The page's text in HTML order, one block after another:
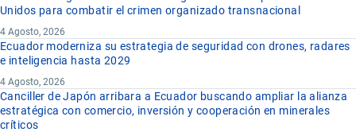
Unidos para combatir el crimen organizado transnacional
4 Agosto, 2026
Ecuador moderniza su estrategia de seguridad con drones, radares
e inteligencia hasta 2029
4 Agosto, 2026
Canciller de Japón arribara a Ecuador buscando ampliar la alianza
estratégica con comercio, inversión y cooperación en minerales
críticos